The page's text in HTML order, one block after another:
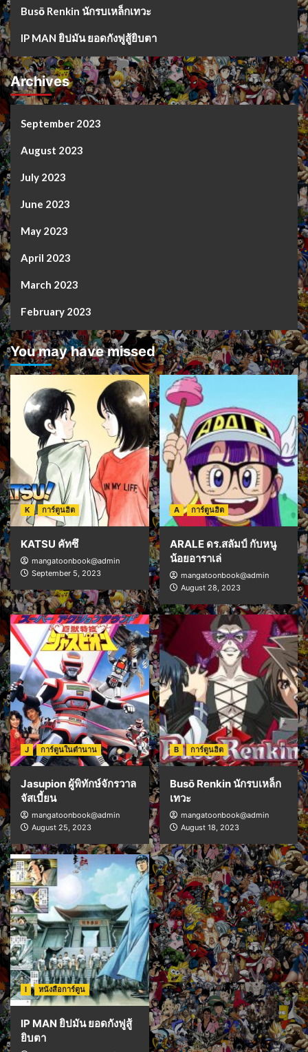
Busō Renkin นักรบเหล็กเทวะ
IP MAN ยิปมัน ยอดกังฟูสู้ยิบตา
Archives
September 2023
August 2023
July 2023
June 2023
May 2023
April 2023
March 2023
February 2023
You may have missed
K การ์ตูนฮิต
KATSU คัทซึ
mangatoonbook@admin
September 5, 2023
A การ์ตูนฮิต
ARALE ดร.สลัมป์ กับหนู
น้อยอาราเล่
mangatoonbook@admin
August 28, 2023
J การ์ตูนในตำนาน
Jasupion ผู้พิทักษ์จักรวาล
จัสเบี้ยน
mangatoonbook@admin
August 25, 2023
B การ์ตูนฮิต
Busō Renkin นักรบเหล็ก
เทวะ
mangatoonbook@admin
August 18, 2023
I หนังสือการ์ตูน
IP MAN ยิปมัน ยอดกังฟูสู้
ยิบตา